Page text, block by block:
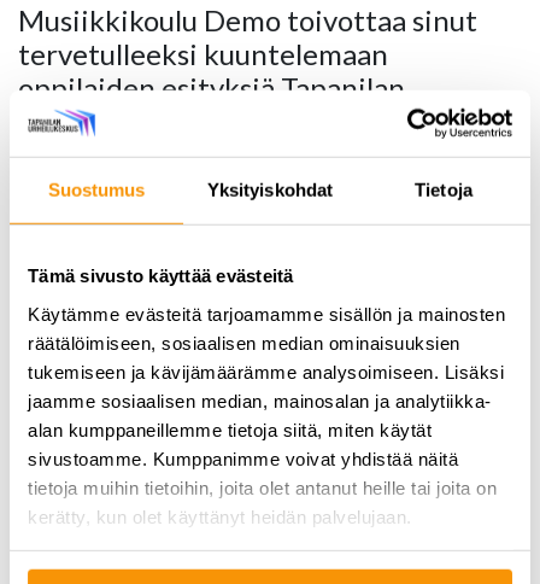
Suostumus Yksityiskohdat Tietoja
Tämä sivusto käyttää evästeitä
Käytämme evästeitä tarjoamamme sisällön ja mainosten
räätälöimiseen, sosiaalisen median ominaisuuksien
tukemiseen ja kävijämäärämme analysoimiseen. Lisäksi
jaamme sosiaalisen median, mainosalan ja analytiikka-
alan kumppaneillemme tietoja siitä, miten käytät
sivustoamme. Kumppanimme voivat yhdistää näitä
tietoja muihin tietoihin, joita olet antanut heille tai joita on
kerätty, kun olet käyttänyt heidän palvelujaan.
Musiikkikoulu Demo toivottaa sinut
tervetulleeksi kuuntelemaan
oppilaiden esityksiä Tapanilan
Urheilukeskuksen päärakennukseen
(ovi B1) ke 11.5. klo 19! Kevyen klubin
laulupainotteista ohjelmaa maustavat
viulu- ja pianoesitykset.
Kun Tapanilan Urheilukeskus ehdotti klubiyhteistyötä,
Musiikkikoulu Demo innostui tilaisuudesta tapansa mukaan.
Halusimme yhdessä tarjota oppilaille perinteistä konserttia
vapaamuotoisemman esiintymistilanteen sekä lähialueen
asukkaille tilaisuuden tulla nauttimaan livemusiikista
rennossa ympäristössä. Demolla on jo valmiiksi
opetustoimintaa Tapanilan Urheilukeskuksella, niin klubi
tuntui luontevalta jatkumolta hyvälle yhteistyölle. Syksylle
suunnitellaan jatkoa klubi-iltojen parissa!
Tilaisuus on maksuton ja ikärajaton, ja klubitilaan voi
hakea syötävää ja virvokkeita ravintola Juliasta.